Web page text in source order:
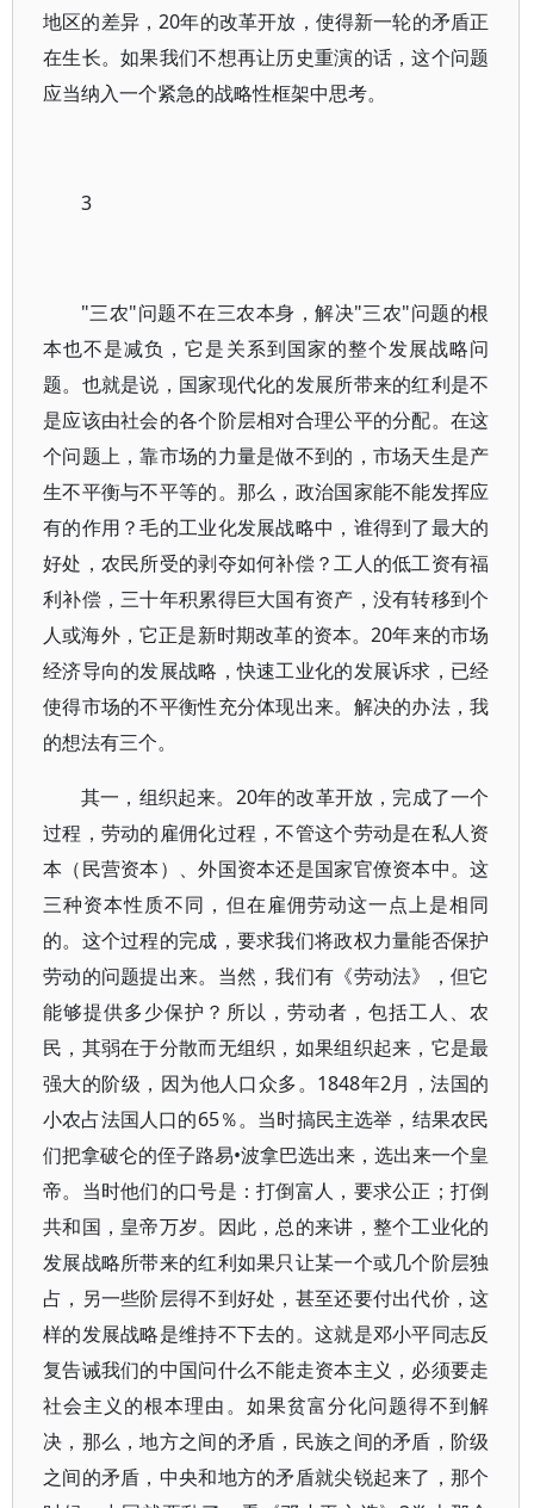
地区的差异，20年的改革开放，使得新一轮的矛盾正
在生长。如果我们不想再让历史重演的话，这个问题
应当纳入一个紧急的战略性框架中思考。
3
"三农"问题不在三农本身，解决"三农"问题的根
本也不是减负，它是关系到国家的整个发展战略问
题。也就是说，国家现代化的发展所带来的红利是不
是应该由社会的各个阶层相对合理公平的分配。在这
个问题上，靠市场的力量是做不到的，市场天生是产
生不平衡与不平等的。那么，政治国家能不能发挥应
有的作用？毛的工业化发展战略中，谁得到了最大的
好处，农民所受的剥夺如何补偿？工人的低工资有福
利补偿，三十年积累得巨大国有资产，没有转移到个
人或海外，它正是新时期改革的资本。20年来的市场
经济导向的发展战略，快速工业化的发展诉求，已经
使得市场的不平衡性充分体现出来。解决的办法，我
的想法有三个。
其一，组织起来。20年的改革开放，完成了一个
过程，劳动的雇佣化过程，不管这个劳动是在私人资
本（民营资本）、外国资本还是国家官僚资本中。这
三种资本性质不同，但在雇佣劳动这一点上是相同
的。这个过程的完成，要求我们将政权力量能否保护
劳动的问题提出来。当然，我们有《劳动法》，但它
能够提供多少保护？所以，劳动者，包括工人、农
民，其弱在于分散而无组织，如果组织起来，它是最
强大的阶级，因为他人口众多。1848年2月，法国的
小农占法国人口的65％。当时搞民主选举，结果农民
们把拿破仑的侄子路易•波拿巴选出来，选出来一个皇
帝。当时他们的口号是：打倒富人，要求公正；打倒
共和国，皇帝万岁。因此，总的来讲，整个工业化的
发展战略所带来的红利如果只让某一个或几个阶层独
占，另一些阶层得不到好处，甚至还要付出代价，这
样的发展战略是维持不下去的。这就是邓小平同志反
复告诫我们的中国问什么不能走资本主义，必须要走
社会主义的根本理由。如果贫富分化问题得不到解
决，那么，地方之间的矛盾，民族之间的矛盾，阶级
之间的矛盾，中央和地方的矛盾就尖锐起来了，那个